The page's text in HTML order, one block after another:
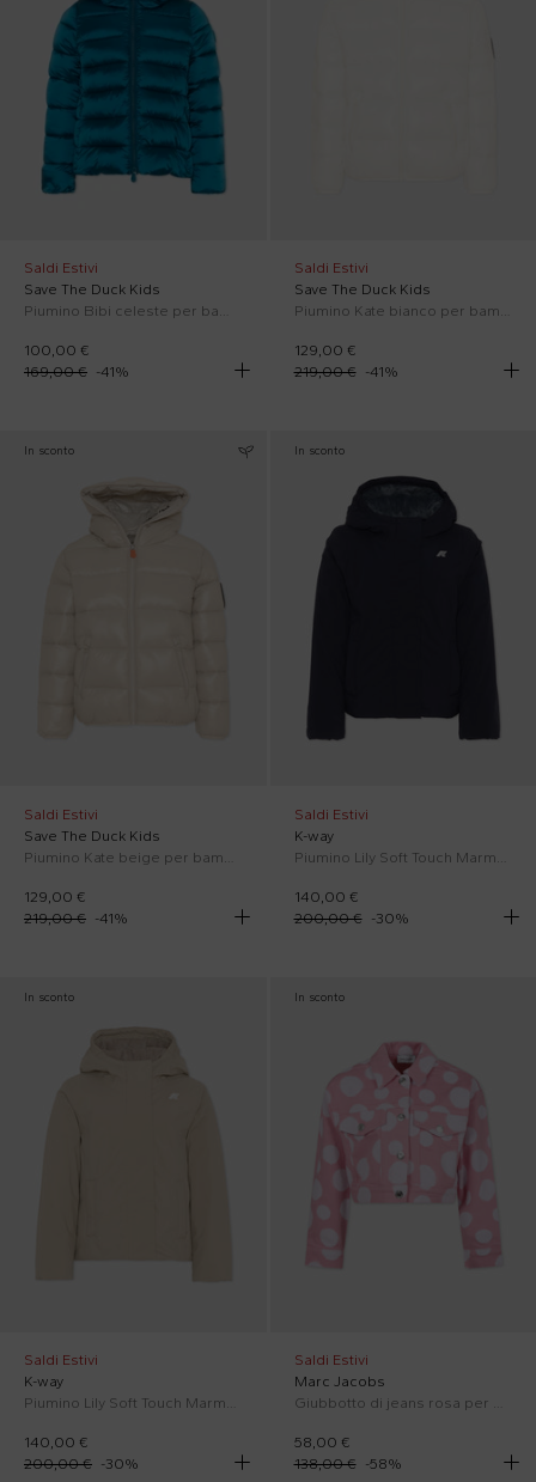
Saldi Estivi
Save The Duck Kids
Piumino Bibi celeste per bambino con logo
100,00 €
169,00 € -41%
Saldi Estivi
Save The Duck Kids
Piumino Kate bianco per bambini con logo
129,00 €
219,00 €
-41%
In sconto
Saldi Estivi
Save The Duck Kids
129,00 €
219,00 € -41%
In sconto
Saldi Estivi
K-way
140,00 €
200,00 €
-30%
In sconto
Saldi Estivi
K-way
Piumino Lily Soft Touch Marmotta beige per bambina con logo
140,00 €
200,00 € -30%
In sconto
Saldi Estivi
Marc Jacobs
Giubbotto di jeans rosa per bambina a pois
58,00 €
138,00 €
-58%